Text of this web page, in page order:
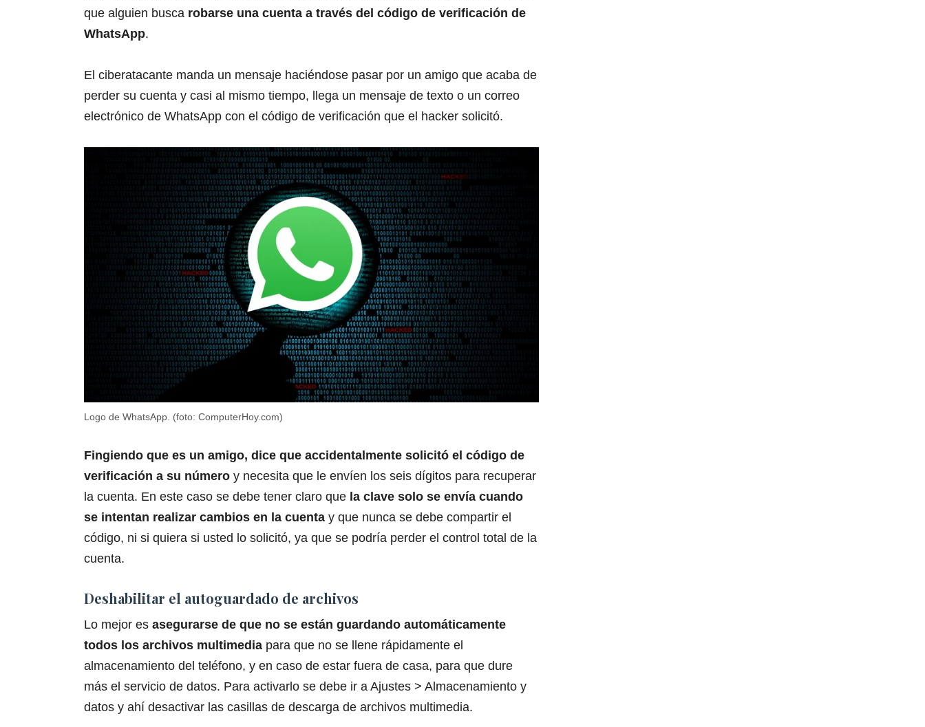
que alguien busca robarse una cuenta a través del código de verificación de
WhatsApp.
El ciberatacante manda un mensaje haciéndose pasar por un amigo que acaba de
perder su cuenta y casi al mismo tiempo, llega un mensaje de texto o un correo
electrónico de WhatsApp con el código de verificación que el hacker solicitó.
Logo de WhatsApp. (foto: ComputerHoy.com)
Fingiendo que es un amigo, dice que accidentalmente solicitó el código de
verificación a su número y necesita que le envíen los seis dígitos para recuperar
la cuenta. En este caso se debe tener claro que la clave solo se envía cuando
se intentan realizar cambios en la cuenta y que nunca se debe compartir el
código, ni si quiera si usted lo solicitó, ya que se podría perder el control total de la
cuenta.
Deshabilitar el autoguardado de archivos
Lo mejor es asegurarse de que no se están guardando automáticamente
todos los archivos multimedia para que no se llene rápidamente el
almacenamiento del teléfono, y en caso de estar fuera de casa, para que dure
más el servicio de datos. Para activarlo se debe ir a Ajustes > Almacenamiento y
datos y ahí desactivar las casillas de descarga de archivos multimedia.